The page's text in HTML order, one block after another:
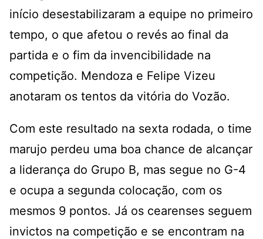
início desestabilizaram a equipe no primeiro
tempo, o que afetou o revés ao final da
partida e o fim da invencibilidade na
competição. Mendoza e Felipe Vizeu
anotaram os tentos da vitória do Vozão.
Com este resultado na sexta rodada, o time
marujo perdeu uma boa chance de alcançar
a liderança do Grupo B, mas segue no G-4
e ocupa a segunda colocação, com os
mesmos 9 pontos. Já os cearenses seguem
invictos na competição e se encontram na